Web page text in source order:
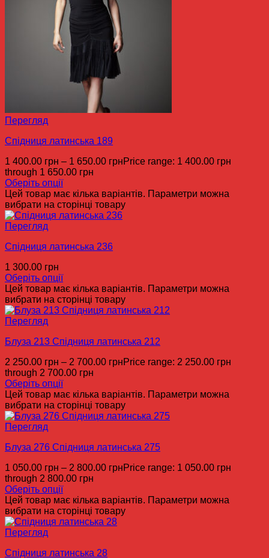
Перегляд
Спідниця латинська 189
1 400.00 грн – 1 650.00 грнPrice range: 1 400.00 грн
through 1 650.00 грн
Оберіть опції
Цей товар має кілька варіантів. Параметри можна
вибрати на сторінці товару
Перегляд
Спідниця латинська 236
1 300.00 грн
Оберіть опції
Цей товар має кілька варіантів. Параметри можна
вибрати на сторінці товару
Перегляд
Блуза 213 Спідниця латинська 212
2 250.00 грн – 2 700.00 грнPrice range: 2 250.00 грн
through 2 700.00 грн
Оберіть опції
Цей товар має кілька варіантів. Параметри можна
вибрати на сторінці товару
Перегляд
Блуза 276 Спідниця латинська 275
1 050.00 грн – 2 800.00 грнPrice range: 1 050.00 грн
through 2 800.00 грн
Оберіть опції
Цей товар має кілька варіантів. Параметри можна
вибрати на сторінці товару
Перегляд
Спідниця латинська 28